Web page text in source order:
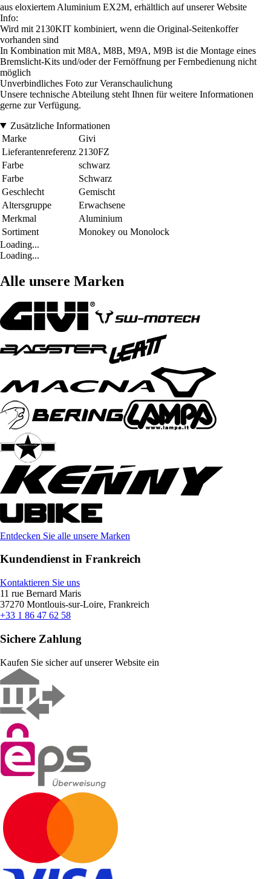
aus eloxiertem Aluminium EX2M, erhältlich auf unserer Website
Info:
Wird mit 2130KIT kombiniert, wenn die Original-Seitenkoffer
vorhanden sind
In Kombination mit M8A, M8B, M9A, M9B ist die Montage eines
Bremslicht-Kits und/oder der Fernöffnung per Fernbedienung nicht
möglich
Unverbindliches Foto zur Veranschaulichung
Unsere technische Abteilung steht Ihnen für weitere Informationen
gerne zur Verfügung.
Zusätzliche Informationen
Marke
Givi
Lieferantenreferenz 2130FZ
Farbe
schwarz
Farbe
Schwarz
Geschlecht
Gemischt
Altersgruppe
Erwachsene
Merkmal
Aluminium
Sortiment
Monokey ou Monolock
Loading...
Loading...
Alle unsere Marken
Entdecken Sie alle unsere Marken
Kundendienst in Frankreich
Kontaktieren Sie uns
11 rue Bernard Maris
37270 Montlouis-sur-Loire, Frankreich
+33 1 86 47 62 58
Sichere Zahlung
Kaufen Sie sicher auf unserer Website ein